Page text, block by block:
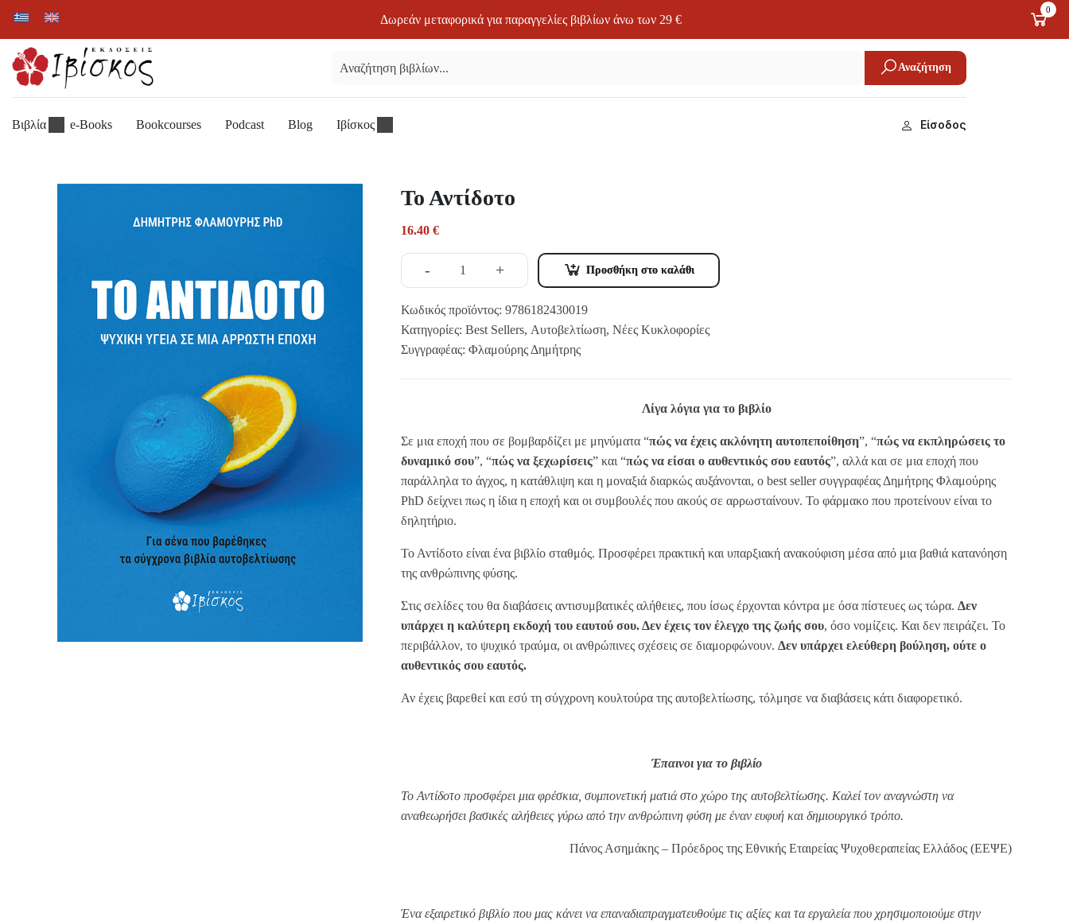
Δωρεάν μεταφορικά για παραγγελίες βιβλίων άνω των 29 €
0
Αναζήτηση
Βιβλία e-Books Bookcourses Podcast Blog Ιβίσκος Είσοδος
Το Αντίδοτο
16.40 €
- + Προσθήκη στο καλάθι
Κωδικός προϊόντος: 9786182430019
Κατηγορίες: Best Sellers, Αυτοβελτίωση, Νέες Κυκλοφορίες
Συγγραφέας: Φλαμούρης Δημήτρης
Λίγα λόγια για το βιβλίο
Σε μια εποχή που σε βομβαρδίζει με μηνύματα “πώς να έχεις ακλόνητη αυτοπεποίθηση”, “πώς να εκπληρώσεις το
δυναμικό σου”, “πώς να ξεχωρίσεις” και “πώς να είσαι ο αυθεντικός σου εαυτός”, αλλά και σε μια εποχή που
παράλληλα το άγχος, η κατάθλιψη και η μοναξιά διαρκώς αυξάνονται, ο best seller συγγραφέας Δημήτρης Φλαμούρης
PhD δείχνει πως η ίδια η εποχή και οι συμβουλές που ακούς σε αρρωσταίνουν. Το φάρμακο που προτείνουν είναι το
δηλητήριο.
Το Αντίδοτο είναι ένα βιβλίο σταθμός. Προσφέρει πρακτική και υπαρξιακή ανακούφιση μέσα από μια βαθιά κατανόηση
της ανθρώπινης φύσης.
Στις σελίδες του θα διαβάσεις αντισυμβατικές αλήθειες, που ίσως έρχονται κόντρα με όσα πίστευες ως τώρα. Δεν
υπάρχει η καλύτερη εκδοχή του εαυτού σου. Δεν έχεις τον έλεγχο της ζωής σου, όσο νομίζεις. Και δεν πειράζει. Το
περιβάλλον, το ψυχικό τραύμα, οι ανθρώπινες σχέσεις σε διαμορφώνουν. Δεν υπάρχει ελεύθερη βούληση, ούτε ο
αυθεντικός σου εαυτός.
Αν έχεις βαρεθεί και εσύ τη σύγχρονη κουλτούρα της αυτοβελτίωσης, τόλμησε να διαβάσεις κάτι διαφορετικό.
Έπαινοι για το βιβλίο
Το Αντίδοτο προσφέρει μια φρέσκια, συμπονετική ματιά στο χώρο της αυτοβελτίωσης. Καλεί τον αναγνώστη να
αναθεωρήσει βασικές αλήθειες γύρω από την ανθρώπινη φύση με έναν ευφυή και δημιουργικό τρόπο.
Πάνος Ασημάκης – Πρόεδρος της Εθνικής Εταιρείας Ψυχοθεραπείας Ελλάδος (ΕΕΨΕ)
Ένα εξαιρετικό βιβλίο που μας κάνει να επαναδιαπραγματευθούμε τις αξίες και τα εργαλεία που χρησιμοποιούμε στην